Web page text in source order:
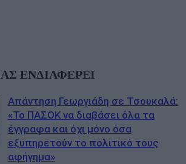
ΕΝΔΙΑΦΕΡΕΙ
Απάντηση Γεωργιάδη σε Τσουκαλά:
«Το ΠΑΣΟΚ να διαβάσει όλα τα
έγγραφα και όχι μόνο όσα
εξυπηρετούν το πολιτικό τους
αφήγημα»